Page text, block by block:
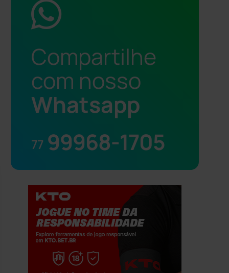
Compartilhe
com nosso
Whatsapp
77 99968-1705